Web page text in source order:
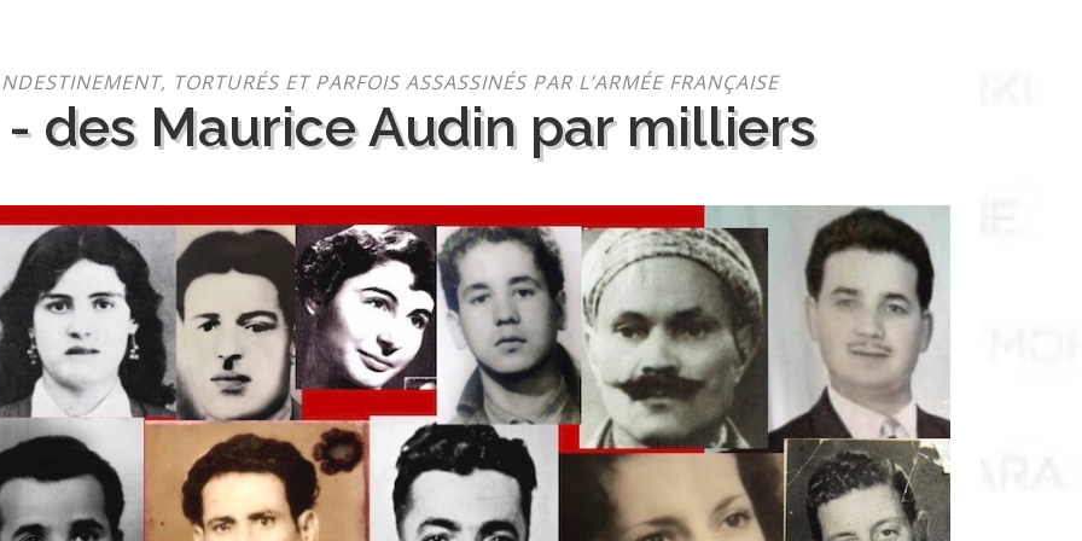
TORTURÉS ET PARFOIS ASSASSINÉS PAR L’ARMÉE FRANÇAISE
des Maurice Audin par milliers